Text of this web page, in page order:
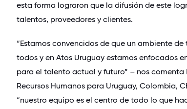
esta forma lograron que la difusión de este
talentos, proveedores y clientes.
“Estamos convencidos de que un ambiente
todos y en Atos Uruguay estamos enfocados
para el talento actual y futuro” – nos
Recursos Humanos para Uruguay, Colombia,
“nuestro equipo es el centro de todo lo que